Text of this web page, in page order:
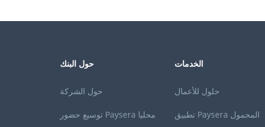
حول البنك
حول الشركة
توسيع حضور Paysera محليا
الخدمات
حلول للأعمال
تطبيق Paysera المحمول